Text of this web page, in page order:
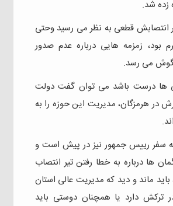
زده‌ شد.
انتصابش قطعی به نظر می رسید و‌حتی
بود، زمزمه هایی درباره عدم صدور
می رسد.
ها درست باشد می توان گفت دولت
در هرمزگان، مدیریت این حوزه را به
سفر رییس جمهور نیز در پیش است و‌
ها درباره به خطا رفتن تیر انتصاب
ماند و‌ دید که مدیریت عالی استان
ترکش دارد یا همچنان دوستی باید